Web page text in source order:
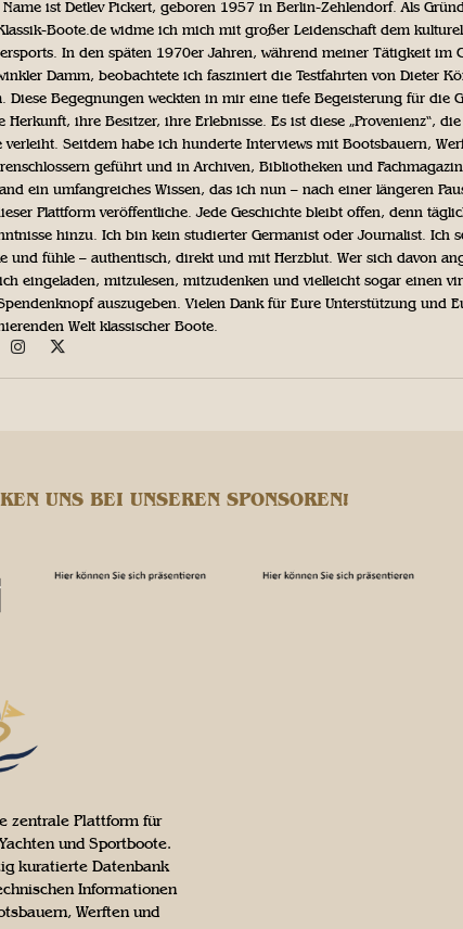
Name ist Detlev Pickert, geboren 1957 in Berlin-Zehlendorf. Als
Boote.de widme ich mich mit großer Leidenschaft dem
In den späten 1970er Jahren, während meiner Tätigkeit im
Damm, beobachtete ich fasziniert die Testfahrten von Dieter
Diese Begegnungen weckten in mir eine tiefe Begeisterung für die
Herkunft, ihre Besitzer, ihre Erlebnisse. Es ist diese „Provenienz“,
verleiht. Seitdem habe ich hunderte Interviews mit Bootsbauern,
geführt und in Archiven, Bibliotheken und
ein umfangreiches Wissen, das ich nun – nach einer längeren
Plattform veröffentliche. Jede Geschichte bleibt offen, denn
hinzu. Ich bin kein studierter Germanist oder Journalist. Ich
und fühle – authentisch, direkt und mit Herzblut. Wer sich davon
eingeladen, mitzulesen, mitzudenken und vielleicht sogar einen
auszugeben. Vielen Dank für Eure Unterstützung und
Welt klassischer Boote.
UNS BEI UNSEREN SPONSOREN!
zentrale Plattform für
und Sportboote.
kuratierte Datenbank
Informationen
Werften und